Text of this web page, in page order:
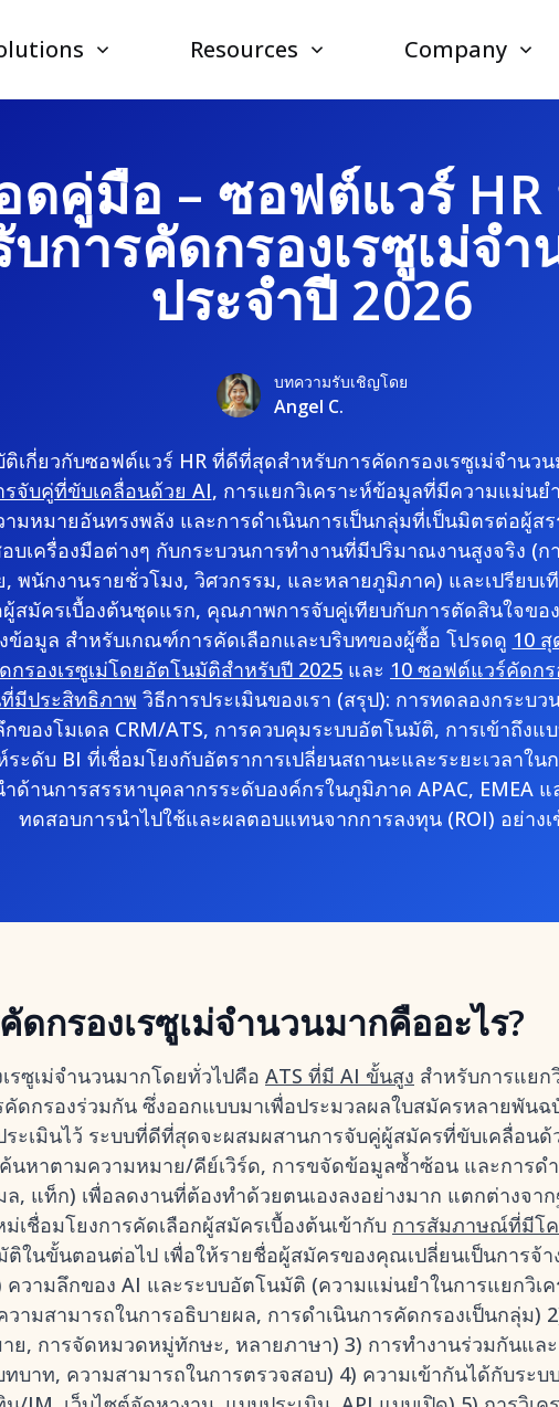
Resources Company
ดคู่มือ – ซอฟต์แวร์
การคัดกรองเรซูเม่จ
ประจำปี 2026
บทความรับเชิญโดย
Angel C.
เกี่ยวกับซอฟต์แวร์ HR ที่ดีที่สุดสำหรับการคัดกรองเรซูเม่จำนว
รจับคู่ที่ขับเคลื่อนด้วย AI, การแยกวิเคราะห์ข้อมูลที่มีความแม่นย
ามหมายอันทรงพลัง และการดำเนินการเป็นกลุ่มที่เป็นมิตรต่อผู้ส
บเครื่องมือต่างๆ กับกระบวนการทำงานที่มีปริมาณงานสูงจริง (ก
พนักงานรายชั่วโมง, วิศวกรรม, และหลายภูมิภาค) และเปรียบเ
สมัครเบื้องต้นชุดแรก, คุณภาพการจับคู่เทียบกับการตัดสินใจข
อมูล สำหรับเกณฑ์การคัดเลือกและบริบทของผู้ซื้อ โปรดดู 10
รองเรซูเม่โดยอัตโนมัติสำหรับปี 2025 และ 10 ซอฟต์แวร์คัดกร
มีประสิทธิภาพ วิธีการประเมินของเรา (สรุป): การทดลองกระบ
ของโมเดล CRM/ATS, การควบคุมระบบอัตโนมัติ, การเข้าถึงแ
ระดับ BI ที่เชื่อมโยงกับอัตราการเปลี่ยนสถานะและระยะเวลาใน
านการสรรหาบุคลากรระดับองค์กรในภูมิภาค APAC, EMEA แ
ทดสอบการนำไปใช้และผลตอบแทนจากการลงทุน (ROI) อย่าง
กรองเรซูเม่จำนวนมากคืออะไร?
รซูเม่จำนวนมากโดยทั่วไปคือ ATS ที่มี AI ขั้นสูง สำหรับการแยก
ดกรองร่วมกัน ซึ่งออกแบบมาเพื่อประมวลผลใบสมัครหลายพันฉ
ะเมินไว้ ระบบที่ดีที่สุดจะผสมผสานการจับคู่ผู้สมัครที่ขับเคลื่อนด้
นหาตามความหมาย/คีย์เวิร์ด, การขจัดข้อมูลซ้ำซ้อน และการดำ
, แท็ก) เพื่อลดงานที่ต้องทำด้วยตนเองลงอย่างมาก แตกต่างจา
เชื่อมโยงการคัดเลือกผู้สมัครเบื้องต้นเข้ากับ การสัมภาษณ์ที่มีโค
ในขั้นตอนต่อไป เพื่อให้รายชื่อผู้สมัครของคุณเปลี่ยนเป็นการจ้า
ความลึกของ AI และระบบอัตโนมัติ (ความแม่นยำในการแยกวิเ
ามสามารถในการอธิบายผล, การดำเนินการคัดกรองเป็นกลุ่ม)
ย, การจัดหมวดหมู่ทักษะ, หลายภาษา) 3) การทำงานร่วมกันแล
าท, ความสามารถในการตรวจสอบ) 4) ความเข้ากันได้กับระบบ